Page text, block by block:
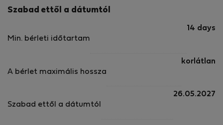
Szabad ettől a dátumtól
Min. bérleti időtartam
14 days
A bérlet maximális hossza
korlátlan
Szabad ettől a dátumtól
26.05.2027